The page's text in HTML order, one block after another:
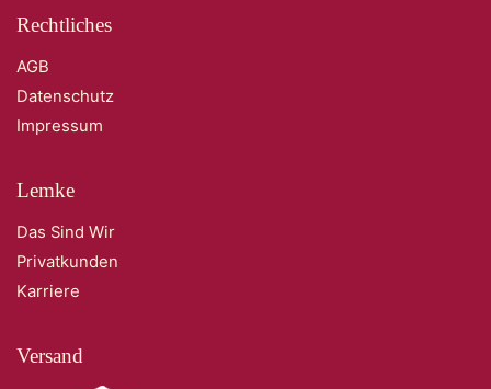
Rechtliches
AGB
Datenschutz
Impressum
Lemke
Das Sind Wir
Privatkunden
Karriere
Versand